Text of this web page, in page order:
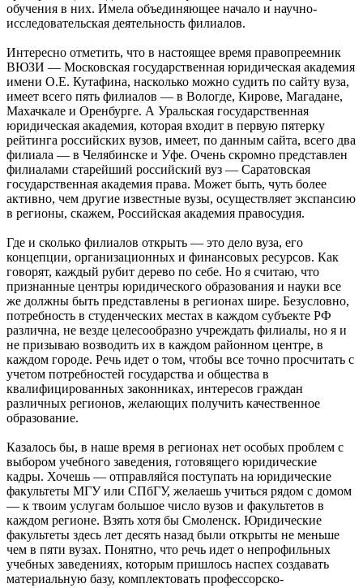
обучения в них. Имела объединяющее начало и научно-
исследовательская деятельность филиалов.
Интересно отметить, что в настоящее время правопреемник
ВЮЗИ — Московская государственная юридическая академия
имени О.Е. Кутафина, насколько можно судить по сайту вуза,
имеет всего пять филиалов — в Вологде, Кирове, Магадане,
Махачкале и Оренбурге. А Уральская государственная
юридическая академия, которая входит в первую пятерку
рейтинга российских вузов, имеет, по данным сайта, всего два
филиала — в Челябинске и Уфе. Очень скромно представлен
филиалами старейший российский вуз — Саратовская
государственная академия права. Может быть, чуть более
активно, чем другие известные вузы, осуществляет экспансию
в регионы, скажем, Российская академия правосудия.
Где и сколько филиалов открыть — это дело вуза, его
концепции, организационных и финансовых ресурсов. Как
говорят, каждый рубит дерево по себе. Но я считаю, что
признанные центры юридического образования и науки все
же должны быть представлены в регионах шире. Безусловно,
потребность в студенческих местах в каждом субъекте РФ
различна, не везде целесообразно учреждать филиалы, но я и
не призываю возводить их в каждом районном центре, в
каждом городе. Речь идет о том, чтобы все точно просчитать с
учетом потребностей государства и общества в
квалифицированных законниках, интересов граждан
различных регионов, желающих получить качественное
образование.
Казалось бы, в наше время в регионах нет особых проблем с
выбором учебного заведения, готовящего юридические
кадры. Хочешь — отправляйся поступать на юридические
факультеты МГУ или СПбГУ, желаешь учиться рядом с домом
— к твоим услугам большое число вузов и факультетов в
каждом регионе. Взять хотя бы Смоленск. Юридические
факультеты здесь лет десять назад были открыты не меньше
чем в пяти вузах. Понятно, что речь идет о непрофильных
учебных заведениях, которым пришлось наспех создавать
материальную базу, комплектовать профессорско-